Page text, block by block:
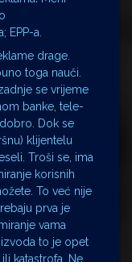
EPP-a.
drage.
toga nauči.
se vrijeme
banke, tele-
Dok se
klijentelu
Troši se, ima
korisnih
To već nije
prva je
vama
to je opet
katastrofa. Ne